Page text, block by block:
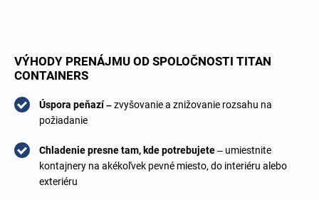
VÝHODY PRENÁJMU OD SPOLOČNOSTI TITAN
CONTAINERS
Úspora peňazí –zvyšovanie a znižovanie rozsahu na
požiadanie
Chladenie presne tam, kde potrebujete– umiestnite
kontajnery na akékoľvek pevné miesto, do interiéru alebo
exteriéru